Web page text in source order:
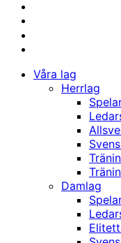
Våra lag
Herrlag
Damlag